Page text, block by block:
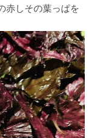
赤しその葉っぱを